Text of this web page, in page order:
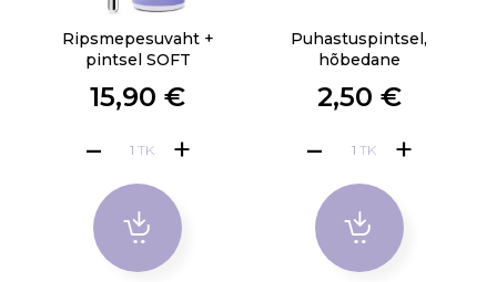
Ripsmepesuvaht +
pintsel SOFT
15,90 €
TK
Puhastuspintsel,
hõbedane
2,50 €
TK